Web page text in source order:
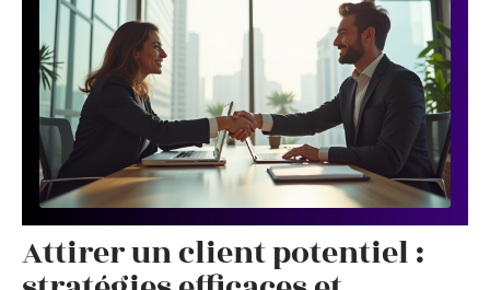
Attirer un client potentiel :